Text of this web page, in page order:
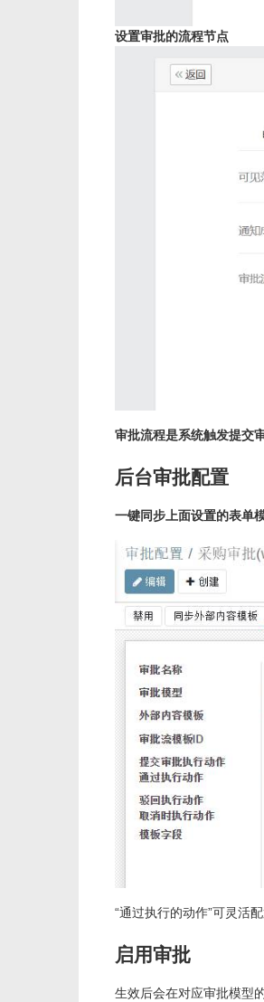
设置审批的流程节点
审批流程是系统触发提交
后台审批配置
一键同步上面设置的表单
“通过执行的动作”可灵活
启用审批
生效后会在对应审批模型